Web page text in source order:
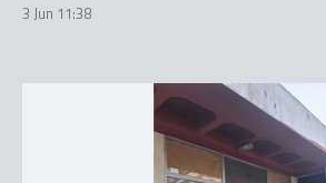
3 Jun 11:38